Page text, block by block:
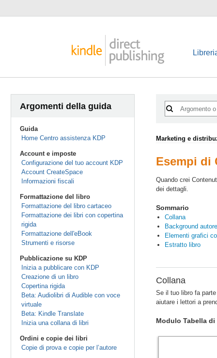
Argomenti della guida
Guida
Home Centro assistenza KDP
Account e imposte
Configurazione del tuo account KDP
Account CreateSpace
Informazioni fiscali
Formattazione del libro
Formattazione del libro cartaceo
Formattazione dei libri con copertina
rigida
Formattazione dell'eBook
Strumenti e risorse
Pubblicazione su KDP
Inizia a pubblicare con KDP
Creazione di un libro
Copertina rigida
Beta: Audiolibri di Audible con voce
virtuale
Beta: Kindle Translate
Inizia una collana di libri
Ordini e copie dei libri
Copie di prova e copie per l’autore
Marketing e
Esempi di
Quando crei
dei dettagli.
Sommario
Collana
Background autore
Elementi grafici
Estratto libro
Collana
Se il tuo libro fa
aiutare i lettori a
Modulo Tabella